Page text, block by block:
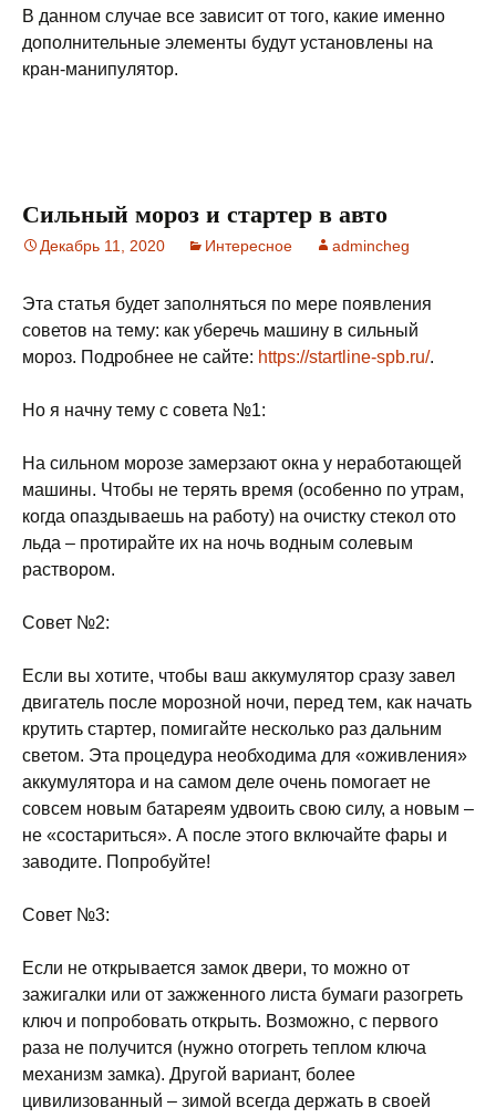
В данном случае все зависит от того, какие именно
дополнительные элементы будут установлены на
кран-манипулятор.
Сильный мороз и стартер в авто
Декабрь 11, 2020 Интересное admincheg
Эта статья будет заполняться по мере появления
советов на тему: как уберечь машину в сильный
мороз. Подробнее не сайте: https://startline-spb.ru/.
Но я начну тему с совета №1:
На сильном морозе замерзают окна у неработающей
машины. Чтобы не терять время (особенно по утрам,
когда опаздываешь на работу) на очистку стекол ото
льда – протирайте их на ночь водным солевым
раствором.
Совет №2:
Если вы хотите, чтобы ваш аккумулятор сразу завел
двигатель после морозной ночи, перед тем, как начать
крутить стартер, помигайте несколько раз дальним
светом. Эта процедура необходима для «оживления»
аккумулятора и на самом деле очень помогает не
совсем новым батареям удвоить свою силу, а новым –
не «состариться». А после этого включайте фары и
заводите. Попробуйте!
Совет №3:
Если не открывается замок двери, то можно от
зажигалки или от зажженного листа бумаги разогреть
ключ и попробовать открыть. Возможно, с первого
раза не получится (нужно отогреть теплом ключа
механизм замка). Другой вариант, более
цивилизованный – зимой всегда держать в своей